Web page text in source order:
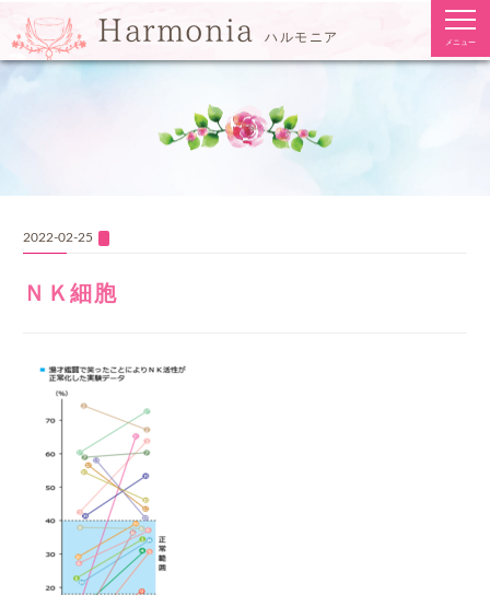
Harmonia ハルモニア メニュー
2022-02-25
ＮＫ細胞